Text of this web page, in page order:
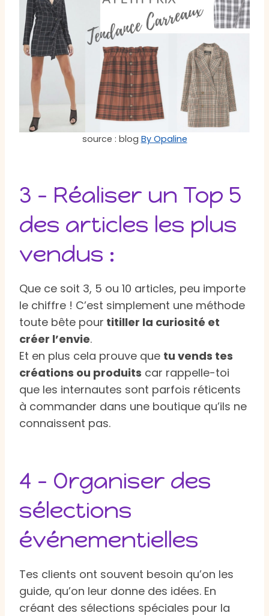
source : blog By Opaline
3 – Réaliser un Top 5
des articles les plus
vendus :
Que ce soit 3, 5 ou 10 articles, peu importe
le chiffre ! C’est simplement une méthode
toute bête pour titiller la curiosité et
créer l’envie.
Et en plus cela prouve que tu vends tes
créations ou produits car rappelle-toi
que les internautes sont parfois réticents
à commander dans une boutique qu’ils ne
connaissent pas.
4 – Organiser des
sélections
événementielles
Tes clients ont souvent besoin qu’on les
guide, qu’on leur donne des idées. En
créant des sélections spéciales pour la